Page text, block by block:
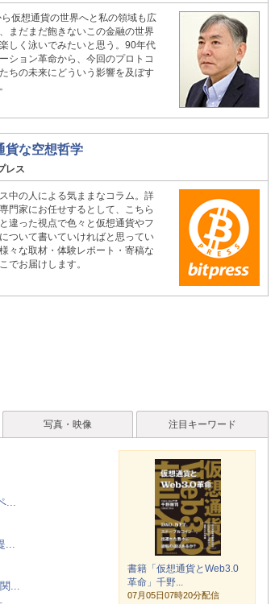
ら仮想通貨の世界へと私の領域も広
まだまだ飽きないこの金融の世界
しく泳いでみたいと思う。90年代
ション革命から、今回のプロトコ
ちの未来にどういう影響を及ぼす
貨な空想哲学
レス
中の人による気ままなコラム。詳
門家にお任せするとして、こちら
違った視点で色々と仮想通貨やフ
ついて書いていければと思ってい
々な取材・体験レポート・寄稿な
でお届けします。
写真・映像 注目キーワード
...
...
...
書籍「仮想通貨とWeb3.0
革命」千野...
07月05日07時20分配信